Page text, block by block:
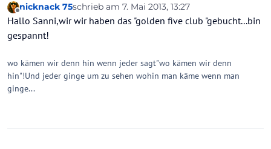
Offline
nicknack 75schrieb am 7. Mai 2013, 13:27
zuletzt editiert von
Hallo Sanni,wir wir haben das "golden five club "gebucht...bin
gespannt!
wo kämen wir denn hin wenn jeder sagt"wo kämen wir denn
hin"!Und jeder ginge um zu sehen wohin man käme wenn man
ginge...